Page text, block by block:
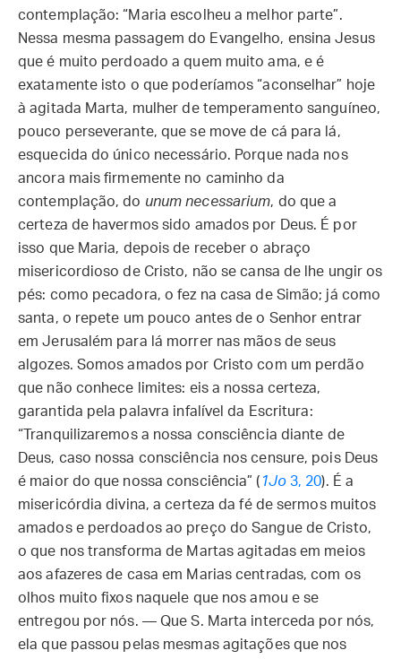
contemplação: “Maria escolheu a melhor parte”.
Nessa mesma passagem do Evangelho, ensina Jesus
que é muito perdoado a quem muito ama, e é
exatamente isto o que poderíamos “aconselhar” hoje
à agitada Marta, mulher de temperamento sanguíneo,
pouco perseverante, que se move de cá para lá,
esquecida do único necessário. Porque nada nos
ancora mais firmemente no caminho da
contemplação, do unum necessarium, do que a
certeza de havermos sido amados por Deus. É por
isso que Maria, depois de receber o abraço
misericordioso de Cristo, não se cansa de lhe ungir os
pés: como pecadora, o fez na casa de Simão; já como
santa, o repete um pouco antes de o Senhor entrar
em Jerusalém para lá morrer nas mãos de seus
algozes. Somos amados por Cristo com um perdão
que não conhece limites: eis a nossa certeza,
garantida pela palavra infalível da Escritura:
“Tranquilizaremos a nossa consciência diante de
Deus, caso nossa consciência nos censure, pois Deus
é maior do que nossa consciência” ( 1Jo3, 20). É a
misericórdia divina, a certeza da fé de sermos muitos
amados e perdoados ao preço do Sangue de Cristo,
o que nos transforma de Martas agitadas em meios
aos afazeres de casa em Marias centradas, com os
olhos muito fixos naquele que nos amou e se
entregou por nós. — Que S. Marta interceda por nós,
ela que passou pelas mesmas agitações que nos